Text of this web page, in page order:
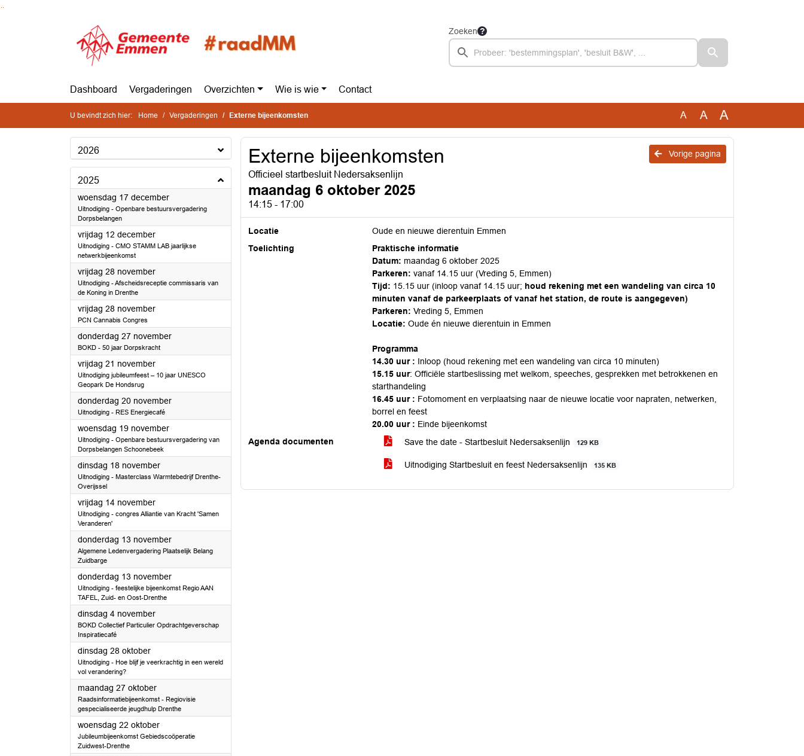
Zoeken
Dashboard Vergaderingen Overzichten Wie is wie Contact
U bevindt zich hier: Home Vergaderingen Externe bijeenkomsten A A A
2026
2025
woensdag 17 december2025
Uitnodiging - Openbare bestuursvergadering
Dorpsbelangen
vrijdag 12 december2025
Uitnodiging - CMO STAMM LAB jaarlijkse
netwerkbijeenkomst
vrijdag 28 november2025
Uitnodiging - Afscheidsreceptie commissaris van
de Koning in Drenthe
vrijdag 28 november2025
PCN Cannabis Congres
donderdag 27 november2025
BOKD - 50 jaar Dorpskracht
vrijdag 21 november2025
Uitnodiging jubileumfeest – 10 jaar UNESCO
Geopark De Hondsrug
donderdag 20 november2025
Uitnodiging - RES Energiecafé
woensdag 19 november2025
Uitnodiging - Openbare bestuursvergadering van
Dorpsbelangen Schoonebeek
dinsdag 18 november2025
Uitnodiging - Masterclass Warmtebedrijf Drenthe-
Overijssel
vrijdag 14 november2025
Uitnodiging - congres Alliantie van Kracht 'Samen
Veranderen'
donderdag 13 november2025
Algemene Ledenvergadering Plaatselijk Belang
Zuidbarge
donderdag 13 november2025
Uitnodiging - feestelijke bijeenkomst Regio AAN
TAFEL, Zuid- en Oost-Drenthe
dinsdag 4 november2025
BOKD Collectief Particulier Opdrachtgeverschap
Inspiratiecafé
dinsdag 28 oktober2025
Uitnodiging - Hoe blijf je veerkrachtig in een wereld
vol verandering?
maandag 27 oktober2025
Raadsinformatiebijeenkomst - Regiovisie
gespecialiseerde jeugdhulp Drenthe
woensdag 22 oktober2025
Jubileumbijeenkomst Gebiedscoöperatie
Zuidwest-Drenthe
Vorige pagina
Externe bijeenkomsten
Officieel startbesluit Nedersaksenlijn
maandag 6 oktober 2025
14:15 - 17:00
Locatie
Oude en nieuwe dierentuin Emmen
Toelichting
Praktische informatie
Datum: maandag 6 oktober 2025
Parkeren: vanaf 14.15 uur (Vreding 5, Emmen)
Tijd: 15.15 uur (inloop vanaf 14.15 uur; houd rekening met een wandeling van circa 10
minuten vanaf de parkeerplaats of vanaf het station, de route is aangegeven)
Parkeren: Vreding 5, Emmen
Locatie: Oude én nieuwe dierentuin in Emmen
Programma
14.30 uur : Inloop (houd rekening met een wandeling van circa 10 minuten)
15.15 uur: Officiële startbeslissing met welkom, speeches, gesprekken met betrokkenen en
starthandeling
16.45 uur : Fotomoment en verplaatsing naar de nieuwe locatie voor napraten, netwerken,
borrel en feest
20.00 uur : Einde bijeenkomst
Agenda documenten
Save the date - Startbesluit Nedersaksenlijn 129 KB
Uitnodiging Startbesluit en feest Nedersaksenlijn 135 KB